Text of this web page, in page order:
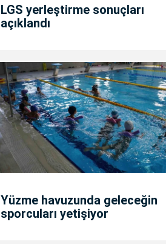
LGS yerleştirme sonuçları
açıklandı
Yüzme havuzunda geleceğin
sporcuları yetişiyor